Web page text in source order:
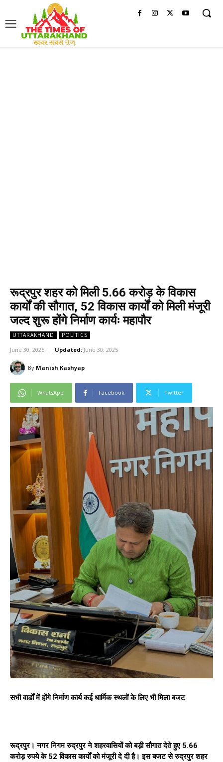
रूद्रपुर शहर को मिली 5.66 करोड़ के विकास
कार्यों की सौगात, 52 विकास कार्यों को मिली मंजूरी
जल्द शुरू होंगे निर्माण कार्यः महापौर
UTTARAKHAND POLITICS
June 30, 2025 Updated: June 30, 2025
By Manish Kashyap
WhatsApp Facebook Twitter
सभी वार्डों में होंगे निर्माण कार्य कई धार्मिक स्थलों के लिए भी मिला बजट
रूद्रपुर। नगर निगम रुद्रपुर ने शहरवासियों को बड़ी सौगात देते हुए 5.66
करोड़ रुपये के 52 विकास कार्यों को मंजूरी दे दी है। इस बजट से रुद्रपुर शहर